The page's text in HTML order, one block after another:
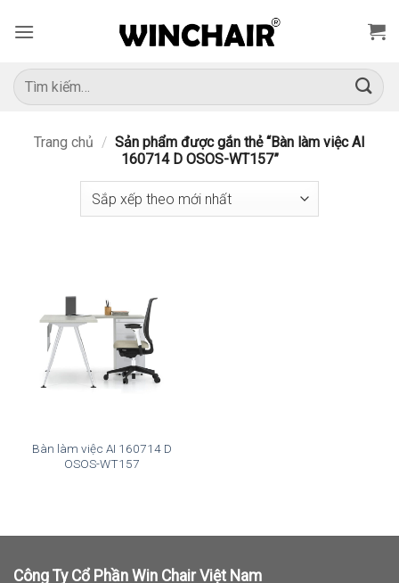
qua
dung
Tìm
kiếm:
Trang chủ / Sản phẩm được gắn thẻ “Bàn làm việc AI
160714 D OSOS-WT157”
Bàn làm việc AI 160714 D
OSOS-WT157
Công Ty Cổ Phần Win Chair Việt Nam